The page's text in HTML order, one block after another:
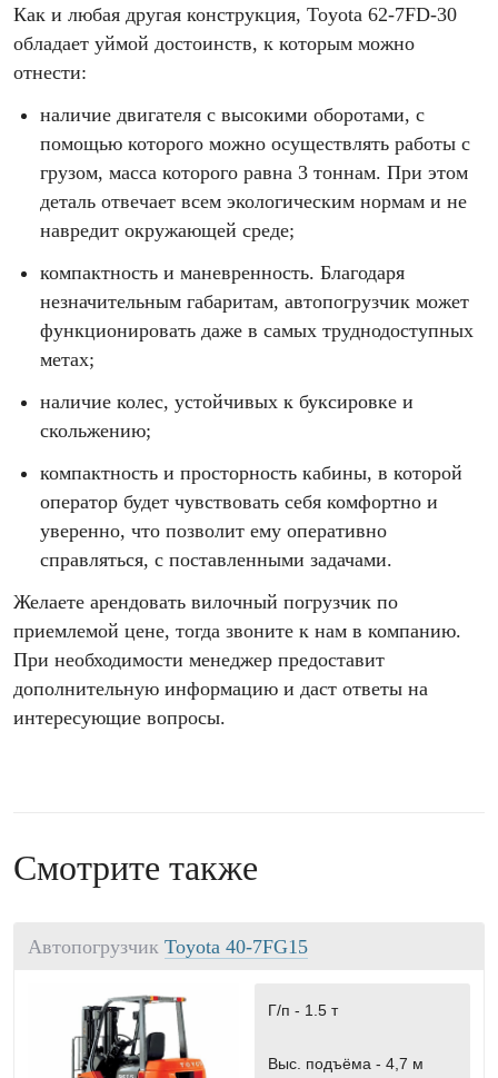
Как и любая другая конструкция, Toyota 62-7FD-30
обладает уймой достоинств, к которым можно
отнести:
наличие двигателя с высокими оборотами, с
помощью которого можно осуществлять работы с
грузом, масса которого равна 3 тоннам. При этом
деталь отвечает всем экологическим нормам и не
навредит окружающей среде;
компактность и маневренность. Благодаря
незначительным габаритам, автопогрузчик может
функционировать даже в самых труднодоступных
метах;
наличие колес, устойчивых к буксировке и
скольжению;
компактность и просторность кабины, в которой
оператор будет чувствовать себя комфортно и
уверенно, что позволит ему оперативно
справляться, с поставленными задачами.
Желаете арендовать вилочный погрузчик по
приемлемой цене, тогда звоните к нам в компанию.
При необходимости менеджер предоставит
дополнительную информацию и даст ответы на
интересующие вопросы.
Смотрите также
Автопогрузчик Toyota 40-7FG15
Г/п - 1.5 т
Выс. подъёма - 4,7 м